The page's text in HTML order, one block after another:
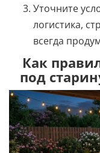
Уточните
логистика,
всегда
Как
под